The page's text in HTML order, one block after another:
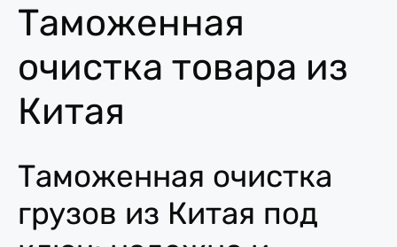
Таможенная
очистка товара из
Китая
Таможенная очистка
грузов из Китая под